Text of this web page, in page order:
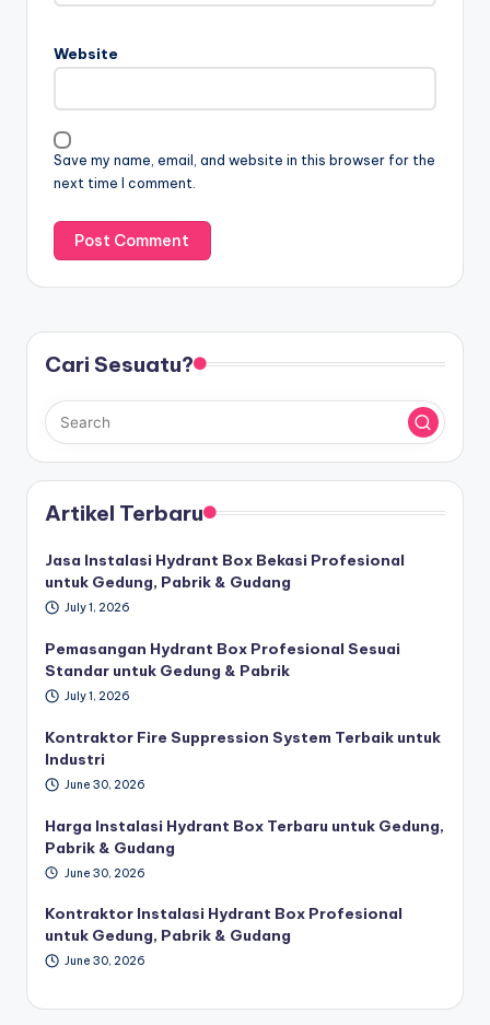
Website
Save my name, email, and website in this browser for the
next time I comment.
Cari Sesuatu?
Artikel Terbaru
Jasa Instalasi Hydrant Box Bekasi Profesional
untuk Gedung, Pabrik & Gudang
July 1, 2026
Pemasangan Hydrant Box Profesional Sesuai
Standar untuk Gedung & Pabrik
July 1, 2026
Kontraktor Fire Suppression System Terbaik untuk
Industri
June 30, 2026
Harga Instalasi Hydrant Box Terbaru untuk Gedung,
Pabrik & Gudang
June 30, 2026
Kontraktor Instalasi Hydrant Box Profesional
untuk Gedung, Pabrik & Gudang
June 30, 2026